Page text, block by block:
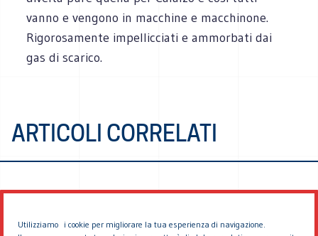
Utilizziamo i cookie per migliorare la tua esperienza di navigazione.
vanno e vengono in macchine e macchinone.
Rigorosamente impellicciati e ammorbati dai
gas di scarico.
ARTICOLI CORRELATI